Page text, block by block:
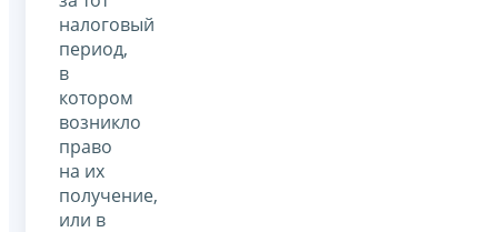
налоговый
период,
в
котором
возникло
право
на их
получение,
или в